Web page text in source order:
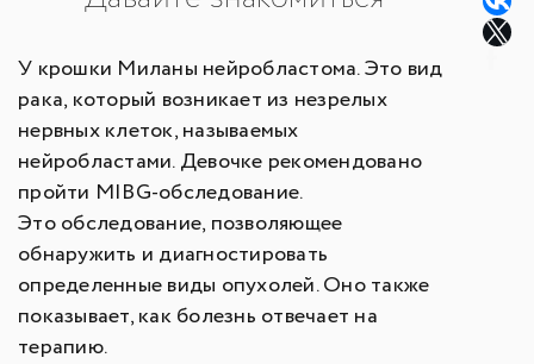
У крошки Миланы нейробластома. Это вид
рака, который возникает из незрелых
нервных клеток, называемых
нейробластами. Девочке рекомендовано
пройти MIBG-обследование.
Это обследование, позволяющее
обнаружить и диагностировать
определенные виды опухолей. Оно также
показывает, как болезнь отвечает на
терапию.